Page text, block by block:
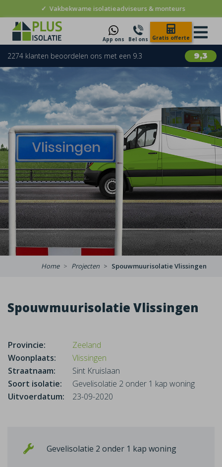
✓ Vakbekwame isolatieadviseurs & monteurs
App ons Bel ons Gratis offerte
9,3
2274 klanten beoordelen ons met een 9.3
Home Projecten Spouwmuurisolatie Vlissingen
Spouwmuurisolatie Vlissingen
Provincie:
Zeeland
Woonplaats:
Vlissingen
Straatnaam:
Sint Kruislaan
Soort isolatie:
Gevelisolatie 2 onder 1 kap woning
Uitvoerdatum:
23-09-2020
Gevelisolatie 2 onder 1 kap woning